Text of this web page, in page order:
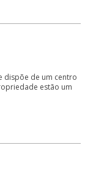
dispõe de um centro
estão um